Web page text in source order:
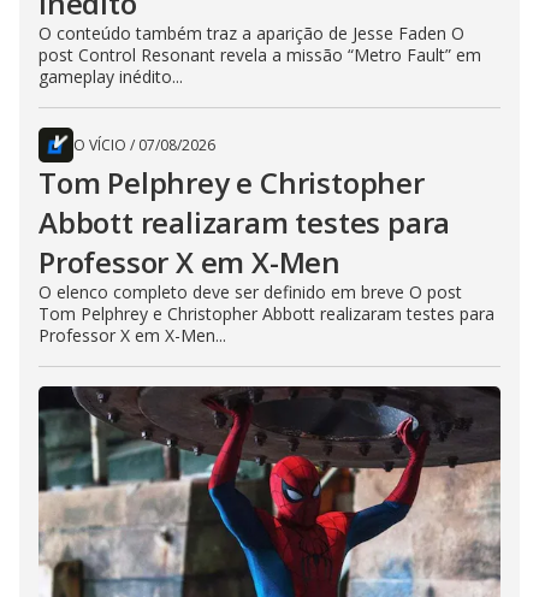
O conteúdo também traz a aparição de Jesse Faden O
post Control Resonant revela a missão “Metro Fault” em
gameplay inédito...
O VÍCIO / 07/08/2026
Tom Pelphrey e Christopher
Abbott realizaram testes para
Professor X em X-Men
O elenco completo deve ser definido em breve O post
Tom Pelphrey e Christopher Abbott realizaram testes para
Professor X em X-Men...